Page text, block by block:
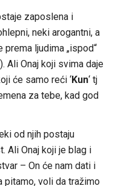
zaposlena i
neki arogantni, a
ljudima „ispod“
Ali Onaj koji svima daje
će samo reći ‘Kun‘ tj
za tebe, kad god
od njih postaju
Ali Onaj koji je blag i
– On će nam dati i
pitamo, voli da tražimo